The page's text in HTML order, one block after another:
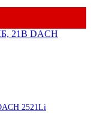
2521Li